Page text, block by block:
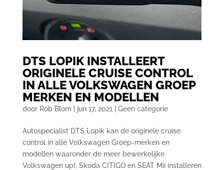
DTS LOPIK INSTALLEERT
ORIGINELE CRUISE CONTROL
IN ALLE VOLKSWAGEN GROEP
MERKEN EN MODELLEN
door Rob Blom jun 17, 2021 Geen categorie
Autospecialist DTS Lopik kan de originele cruise
control in alle Volkswagen Groep-merken en
modellen waaronder de meer bewerkelijke
Volkswagen up!, Skoda CITIGO en SEAT Mii installeren